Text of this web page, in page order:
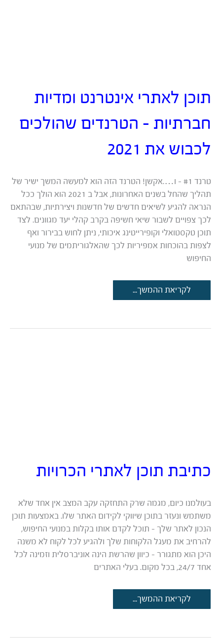
תוכן לאתרי אינטרנט ומדיות
חברתיות – הטרנדים שהולכים
לכבוש את 2021
טרנד #1 – ו….אקשן! הטרנד הזה הוא למעשה המשך ישיר של
תהליך שהחל בשנים האחרונות, אבל ב 2021 הוא הולך ככל
הנראה להגיע לשיאים חדשים של חדשנות ויצירתיות, שבהתאם
לכך צפויים לשבור שיאי חשיפה בקרב קהלי יעד מגוונים. לצד
תוכן טקסטואלי וקופירייטינג איכותי, ניתן לחוש בבירור ואף
לצפות בהוכחות אמפיריות לכך שהאלגוריתמים של מנועי
החיפוש
תוכן
לאתרי
חברתיות
לקריאת ההמשך...
כתיבת תוכן לאתרי הכרויות
בעולמנו כיום, מגמה שרק התחזקה עקב המצב אין אחד שלא
משתמש ונעזר בתוכן שיווקי לקידום האתר שלו. באמצעות תוכן
הנכון לאתר שלך – תוכל לקדם אותו בקלות במנועי החיפוש,
להרחיב את מעגל הלקוחות שלך ולהגיע לכל לקוח לא משנה
היכן הוא מתגורר – כיוון שהרשת הינה אוניברסלית וזמינה לכל
אחד 24/7, בכל מקום. בעלי האתרים
כתיבת
תוכן
לקריאת ההמשך...